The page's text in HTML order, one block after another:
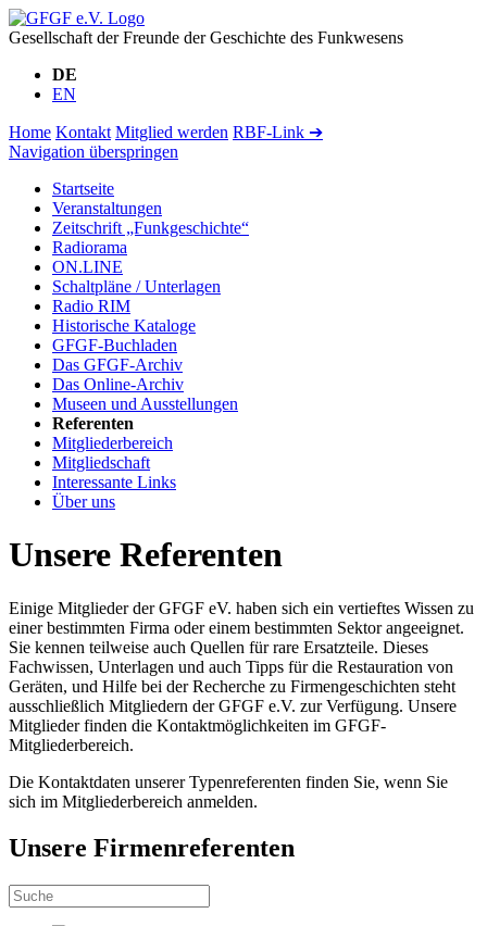
Gesellschaft der Freunde der Geschichte des Funkwesens
DE
EN
Home Kontakt Mitglied werden RBF-Link ➔
Navigation überspringen
Startseite
Veranstaltungen
Zeitschrift „Funkgeschichte“
Radiorama
ON.LINE
Schaltpläne / Unterlagen
Radio RIM
Historische Kataloge
GFGF-Buchladen
Das GFGF-Archiv
Das Online-Archiv
Museen und Ausstellungen
Referenten
Mitgliederbereich
Mitgliedschaft
Interessante Links
Über uns
Unsere Referenten
Einige Mitglieder der GFGF eV. haben sich ein vertieftes Wissen zu
einer bestimmten Firma oder einem bestimmten Sektor angeeignet.
Sie kennen teilweise auch Quellen für rare Ersatzteile. Dieses
Fachwissen, Unterlagen und auch Tipps für die Restauration von
Geräten, und Hilfe bei der Recherche zu Firmengeschichten steht
ausschließlich Mitgliedern der GFGF e.V. zur Verfügung. Unsere
Mitglieder finden die Kontaktmöglichkeiten im GFGF-
Mitgliederbereich.
Die Kontaktdaten unserer Typenreferenten finden Sie, wenn Sie
sich im Mitgliederbereich anmelden.
Unsere Firmenreferenten